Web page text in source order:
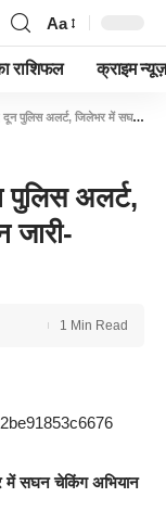
Aa
राशिफल क्राइम न्यूज़
में सघन चेकिंग अभियान जारी-Newsnetra
अलर्ट,
1 Min Read
में सघन चेकिंग अभियान